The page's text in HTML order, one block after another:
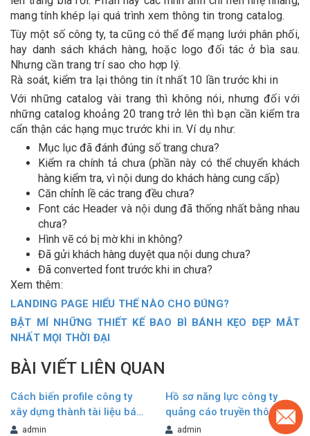
mang tính khép lại quá trình xem thông tin trong catalog.
Tùy một số công ty, ta cũng có thể để mạng lưới phân phối,
hay danh sách khách hàng, hoặc logo đối tác ở bìa sau.
Nhưng cần trang trí sao cho hợp lý.
Rà soát, kiểm tra lại thông tin ít nhất 10 lần trước khi in
Với những catalog vài trang thì không nói, nhưng đối với
những catalog khoảng 20 trang trở lên thì bạn cần kiểm tra
cẩn thận các hạng mục trước khi in. Ví dụ như:
Mục lục đã đánh đúng số trang chưa?
Kiểm ra chính tả chưa (phần này có thể chuyển khách
hàng kiểm tra, vì nội dung do khách hàng cung cấp)
Căn chỉnh lề các trang đều chưa?
Font các Header và nội dung đã thống nhất bằng nhau
chưa?
Hình vẽ có bị mờ khi in không?
Đã gửi khách hàng duyệt qua nội dung chưa?
Đã converted font trước khi in chưa?
Xem thêm:
LANDING PAGE HIỂU THẾ NÀO CHO ĐÚNG?
BẬT MÍ NHỮNG THIẾT KẾ BAO BÌ BÁNH KẸO ĐẸP MẮT
NHẤT MỌI THỜI ĐẠI
BÀI VIẾT LIÊN QUAN
Cách biến profile công ty
xây dựng thành tài liệu bán
hàng hiệu quả
admin
Hồ sơ năng lực công ty
quảng cáo truyền thông
admin